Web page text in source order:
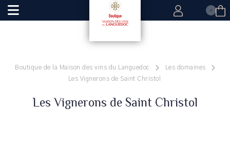
0
Boutique de la Maison des vins du Languedoc
Les domaines
Les Vignerons de Saint Christol
Les Vignerons de Saint Christol